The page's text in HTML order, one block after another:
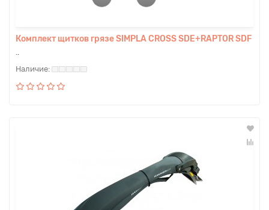
Комплект щитков грязе SIMPLA CROSS SDE+RAPTOR SDF
..